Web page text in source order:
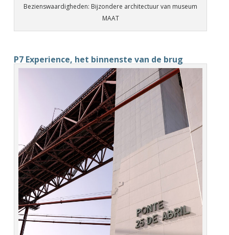
Bezienswaardigheden: Bijzondere architectuur van museum
MAAT
P7 Experience, het binnenste van de brug